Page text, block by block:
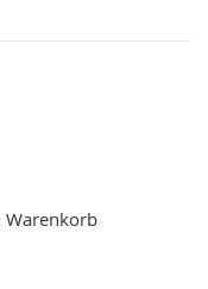
Warenkorb